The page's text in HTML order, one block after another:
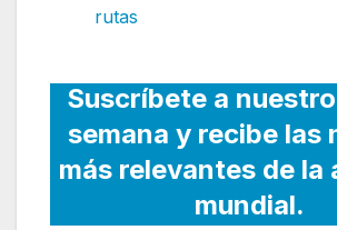
rutas
Suscríbete a
semana y recibe las
más relevantes de la
mundial.